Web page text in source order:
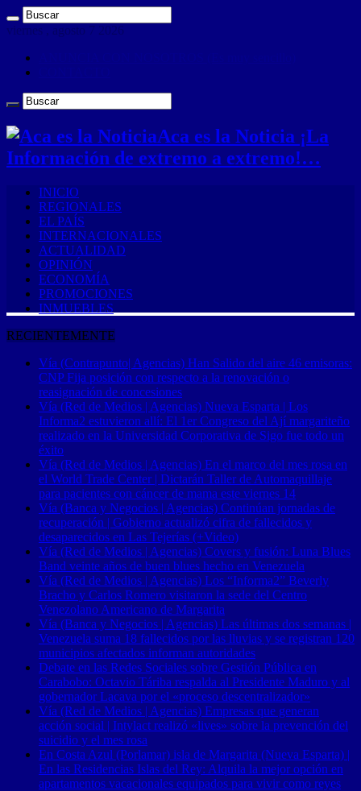
viernes , agosto 7 2026
Aca es la Noticia ¡La
Información de extremo a extremo!…
INICIO
REGIONALES
EL PAÍS
INTERNACIONALES
ACTUALIDAD
OPINIÓN
ECONOMÍA
PROMOCIONES
INMUEBLES
RECIENTEMENTE
Vía (Contrapunto| Agencias) Han Salido del aire 46 emisoras:
CNP Fija posición con respecto a la renovación o
reasignación de concesiones
Vía (Red de Medios | Agencias) Nueva Esparta | Los
Informa2 estuvieron allí: El 1er Congreso del Ají margariteño
realizado en la Universidad Corporativa de Sigo fue todo un
éxito
Vía (Red de Medios | Agencias) En el marco del mes rosa en
el World Trade Center | Dictarán Taller de Automaquillaje
para pacientes con cáncer de mama este viernes 14
Vía (Banca y Negocios | Agencias) Continúan jornadas de
recuperación | Gobierno actualizó cifra de fallecidos y
desaparecidos en Las Tejerías (+Video)
Vía (Red de Medios | Agencias) Covers y fusión: Luna Blues
Band veinte años de buen blues hecho en Venezuela
Vía (Red de Medios | Agencias) Los “Informa2” Beverly
Bracho y Carlos Romero visitaron la sede del Centro
Venezolano Americano de Margarita
Vía (Banca y Negocios | Agencias) Las últimas dos semanas |
Venezuela suma 18 fallecidos por las lluvias y se registran 120
municipios afectados informan autoridades
Debate en las Redes Sociales sobre Gestión Pública en
Carabobo: Octavio Táriba respalda al Presidente Maduro y al
gobernador Lacava por el «proceso descentralizador»
Vía (Red de Medios | Agencias) Empresas que generan
acción social | Intylact realizó «lives» sobre la prevención del
suicidio y el mes rosa
En Costa Azul (Porlamar) isla de Margarita (Nueva Esparta) |
En las Residencias Islas del Rey: Alquila la mejor opción en
apartamentos vacacionales equipados para vivir como reyes